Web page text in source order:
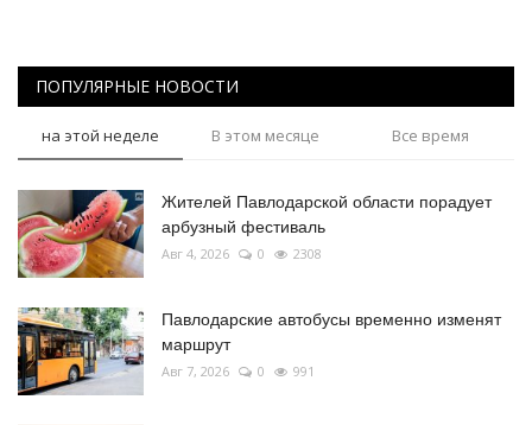
ПОПУЛЯРНЫЕ НОВОСТИ
на этой неделе В этом месяце Все время
Жителей Павлодарской области порадует
арбузный фестиваль
Авг 4, 2026 0 2308
Павлодарские автобусы временно изменят
маршрут
Авг 7, 2026 0 991